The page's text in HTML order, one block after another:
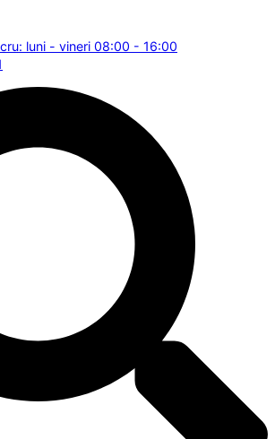
luni - vineri 08:00 - 16:00